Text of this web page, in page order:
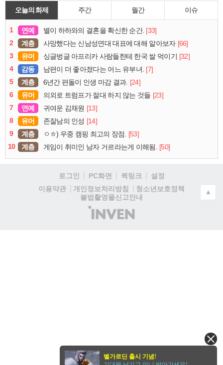
오늘의 화제 주간 월간 이슈
1 연예 별이 하하와의 결혼을 확신한 순간. [33]
2
계층 사망했다는 신남성연대 대표에 대해 알아보자 [66]
3
유머 싱글벙글 아프리카 사람들한테 한국 쌀 먹이기 [32]
4
감동 남편이 더 좋아졌다는 어느 유부녀. [7]
5
계층 6년간 편돌이 인생 마감 결과. [24]
6
유머 의외로 트럼프가 절대 하지 않는 것들 [23]
7
연예 귀여운 김채원 [13]
8
유머 존잘남의 인성 [14]
9
계층 ㅇㅎ) 우중 캠핑 최고의 장점. [53]
10
계층 게임이 취미인 남자 거르라는게 이해됨. [50]
로그인 PC화면 퀵링크
설정
이용약관
개인정보처리방침
청소년보호정책
불법촬영물신고안내
(주)
인
▲
벨가르딘 출시 기념!